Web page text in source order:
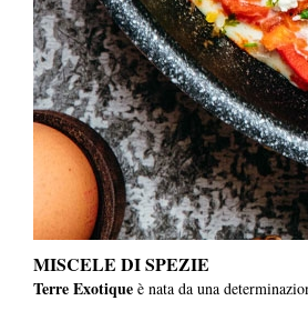
MISCELE DI SPEZIE
Terre Exotique è nata da una